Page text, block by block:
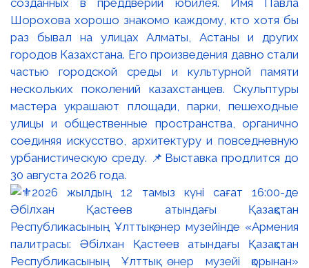
Шорохова хорошо знакомо каждому, кто хотя бы
раз бывал на улицах Алматы, Астаны и других
городов Казахстана. Его произведения давно стали
частью городской среды и культурной памяти
нескольких поколений казахстанцев. Скульптуры
мастера украшают площади, парки, пешеходные
улицы и общественные пространства, органично
соединяя искусство, архитектуру и повседневную
урбанистическую среду. 📌Выставка продлится до
30 августа 2026 года.